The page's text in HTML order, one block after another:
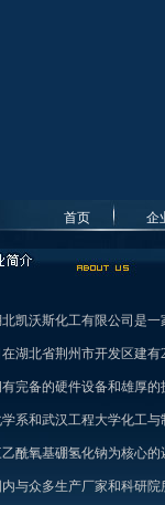
首页 企
凯沃斯化工有限公司是一
湖北省荆州市开发区建
完备的硬件设备和雄厚
系和武汉工程大学化工
乙酰氧基硼氢化钠为核心
与众多生产厂家和科研